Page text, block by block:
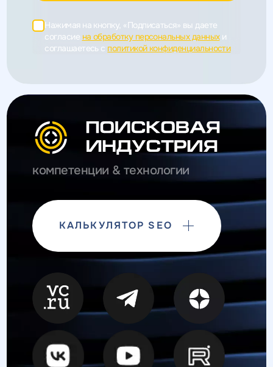
Нажимая на кнопку, «Подписаться» вы даете
согласие на обработку персональных данныхи
соглашаетесь c политикой конфиденциальности
компетенции & технологии
КАЛЬКУЛЯТОР SEO